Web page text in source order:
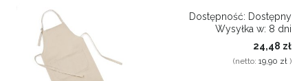
Dostępność: Dostępny
Wysyłka w: 8 dni
24,48 zł
(netto: 19,90 zł )